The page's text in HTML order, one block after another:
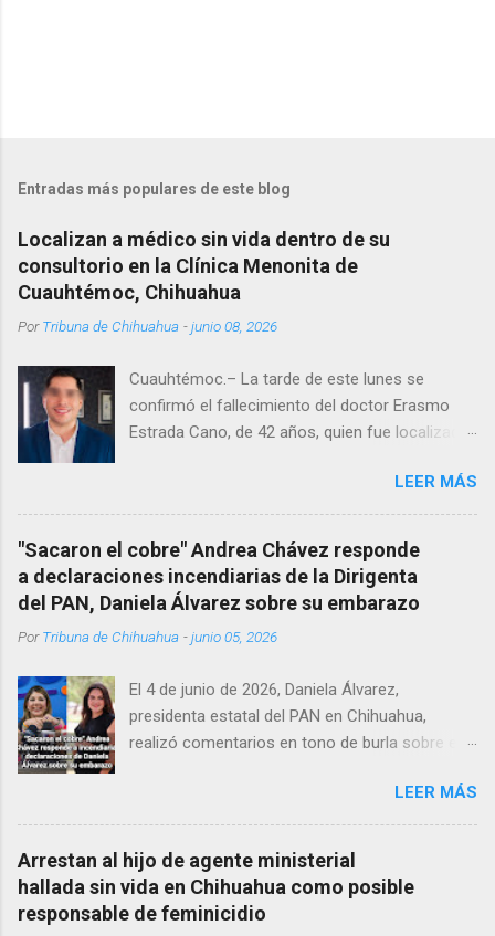
Entradas más populares de este blog
Localizan a médico sin vida dentro de su
consultorio en la Clínica Menonita de
Cuauhtémoc, Chihuahua
PorTribuna de Chihuahua -junio 08, 2026
Cuauhtémoc.– La tarde de este lunes se
confirmó el fallecimiento del doctor Erasmo
Estrada Cano, de 42 años, quien fue localizado
Menonita, ubicada en el kilómetro 10 del
Corredor Comercial. Según reportes el médico
se habría quitado la vida mientras permanecía
encerrado en el consultorio, por lo que
autoridades tuvieron que derribar la puerta,
Estrada, quien se desempeñó como presidente
un médico reconocido en la región.
LEER MÁS
"Sacaron el cobre" Andrea Chávez responde
a declaraciones incendiarias de la Dirigenta
del PAN, Daniela Álvarez sobre su embarazo
PorTribuna de Chihuahua -junio 05, 2026
El 4 de junio de 2026, Daniela Álvarez,
presidenta estatal del PAN en Chihuahua,
realizó comentarios en tono de burla sobre el
Chávez. “acuérdense que su bebé está por
nacer”, expresó al ser cuestionada sobre si la
retaría a tomarse una foto en un restaurante
de Texas como una prueba de que si cuenta
con VISA Álvarez añadió: “Yo no sé dónde irá a
LEER MÁS
Arrestan al hijo de agente ministerial
hallada sin vida en Chihuahua como posible
responsable de feminicidio